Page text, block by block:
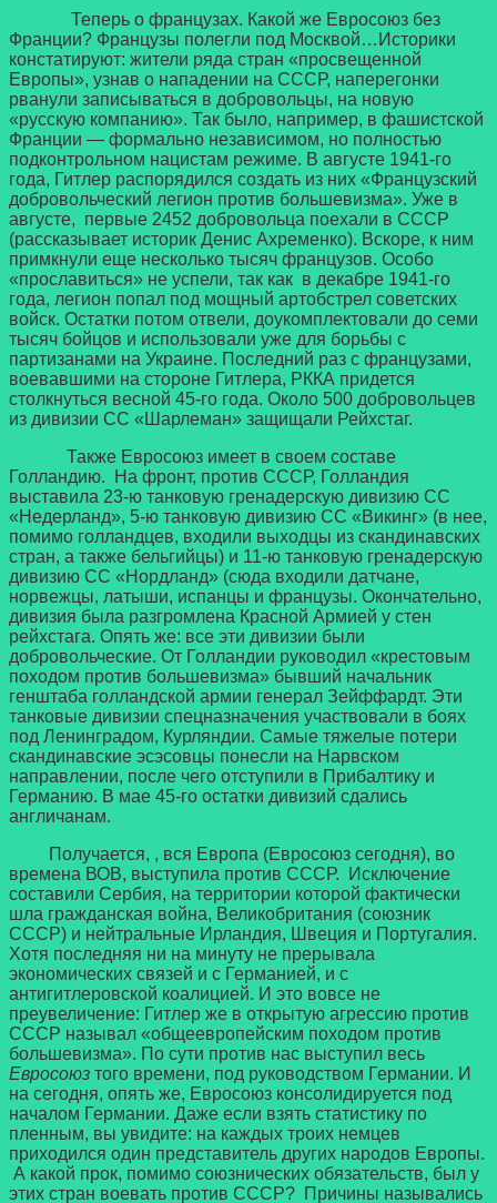
Теперь о французах. Какой же Евросоюз без
Франции? Французы полегли под Москвой…Историки
констатируют: жители ряда стран «просвещенной
Европы», узнав о нападении на СССР, наперегонки
рванули записываться в добровольцы, на новую
«русскую компанию». Так было, например, в фашистской
Франции — формально независимом, но полностью
подконтрольном нацистам режиме. В августе 1941-го
года, Гитлер распорядился создать из них «Французский
добровольческий легион против большевизма». Уже в
августе, первые 2452 добровольца поехали в СССР
(рассказывает историк Денис Ахременко). Вскоре, к ним
примкнули еще несколько тысяч французов. Особо
«прославиться» не успели, так как в декабре 1941-го
года, легион попал под мощный артобстрел советских
войск. Остатки потом отвели, доукомплектовали до семи
тысяч бойцов и использовали уже для борьбы с
партизанами на Украине. Последний раз с французами,
воевавшими на стороне Гитлера, РККА придется
столкнуться весной 45-го года. Около 500 добровольцев
из дивизии СС «Шарлеман» защищали Рейхстаг.
Также Евросоюз имеет в своем составе
Голландию. На фронт, против СССР, Голландия
выставила 23-ю танковую гренадерскую дивизию СС
«Недерланд», 5-ю танковую дивизию СС «Викинг» (в нее,
помимо голландцев, входили выходцы из скандинавских
стран, а также бельгийцы) и 11-ю танковую гренадерскую
дивизию СС «Нордланд» (сюда входили датчане,
норвежцы, латыши, испанцы и французы. Окончательно,
дивизия была разгромлена Красной Армией у стен
рейхстага. Опять же: все эти дивизии были
добровольческие. От Голландии руководил «крестовым
походом против большевизма» бывший начальник
генштаба голландской армии генерал Зейффардт. Эти
танковые дивизии спецназначения участвовали в боях
под Ленинградом, Курляндии. Самые тяжелые потери
скандинавские эсэсовцы понесли на Нарвском
направлении, после чего отступили в Прибалтику и
Германию. В мае 45-го остатки дивизий сдались
англичанам.
Получается, , вся Европа (Евросоюз сегодня), во
времена ВОВ, выступила против СССР. Исключение
составили Сербия, на территории которой фактически
шла гражданская война, Великобритания (союзник
СССР) и нейтральные Ирландия, Швеция и Португалия.
Хотя последняя ни на минуту не прерывала
экономических связей и с Германией, и с
антигитлеровской коалицией. И это вовсе не
преувеличение: Гитлер же в открытую агрессию против
СССР называл «общеевропейским походом против
большевизма». По сути против нас выступил весь
Евросоюз того времени, под руководством Германии. И
на сегодня, опять же, Евросоюз консолидируется под
началом Германии. Даже если взять статистику по
пленным, вы увидите: на каждых троих немцев
приходился один представитель других народов Европы.
А какой прок, помимо союзнических обязательств, был у
этих стран воевать против СССР? Причины назывались